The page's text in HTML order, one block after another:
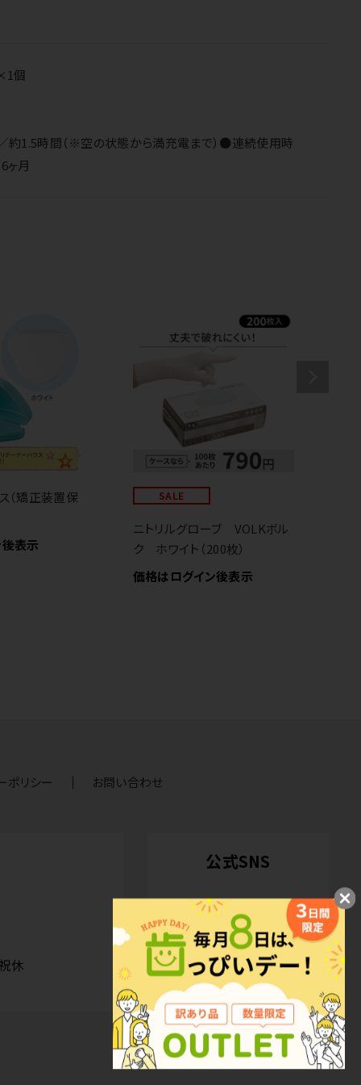
個
1.5時間（※空の状態から満充電まで）●連続使用時
ヶ月
（矯正装置保
表示
SALE
ニトリルグローブ VOLKボル
ク ホワイト（200枚）
価格はログイン後表示
ポリシー お問い合わせ
休
公式SNS